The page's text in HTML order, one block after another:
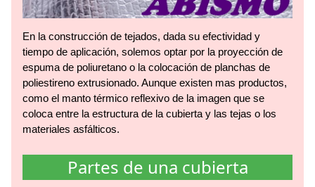
En la construcción de tejados, dada su efectividad y
tiempo de aplicación, solemos optar por la proyección de
espuma de poliuretano o la colocación de planchas de
poliestireno extrusionado. Aunque existen mas productos,
como el manto térmico reflexivo de la imagen que se
coloca entre la estructura de la cubierta y las tejas o los
materiales asfálticos.
Partes de una cubierta